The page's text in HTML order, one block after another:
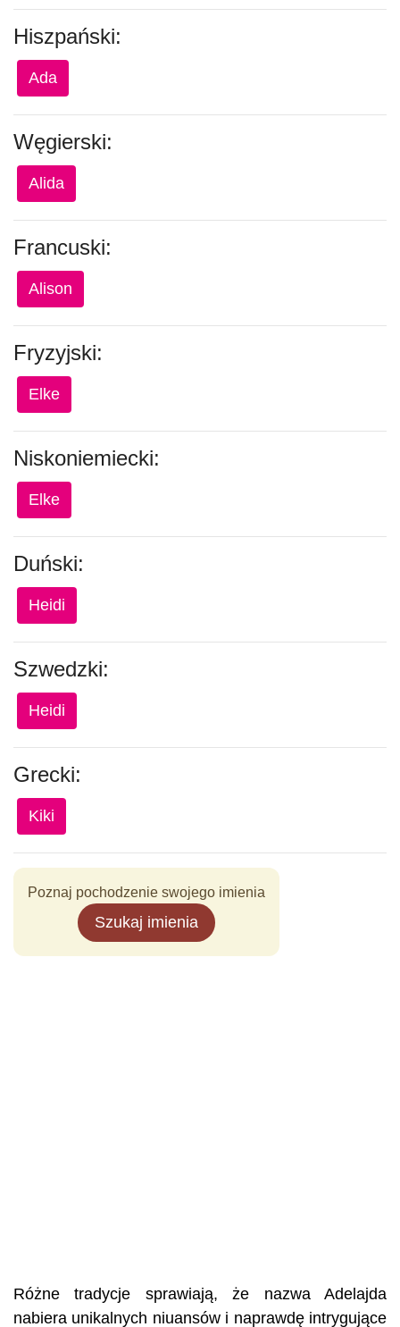
Hiszpański:
Ada
Węgierski:
Alida
Francuski:
Alison
Fryzyjski:
Elke
Niskoniemiecki:
Elke
Duński:
Heidi
Szwedzki:
Heidi
Grecki:
Kiki
Poznaj pochodzenie swojego imienia
Szukaj imienia
Różne tradycje sprawiają, że nazwa Adelajda
nabiera unikalnych niuansów i naprawdę intrygujące